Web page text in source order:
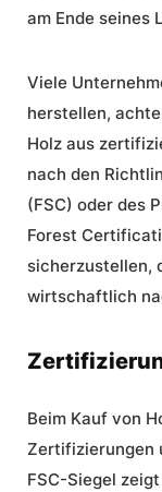
am Ende seines
Viele
herstellen,
Holz aus
nach den
(FSC) oder des
Forest
sicherzustellen,
wirtschaftlich
Beim Kauf von
Zertifizierungen
FSC-Siegel